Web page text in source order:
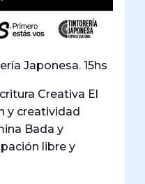
Japonesa. 15hs
Creativa El
y creatividad
Bada y
libre y